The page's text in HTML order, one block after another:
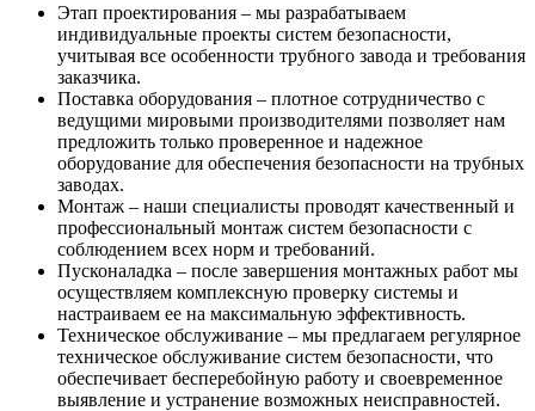
Этап проектирования – мы разрабатываем
индивидуальные проекты систем безопасности,
учитывая все особенности трубного завода и требования
заказчика.
Поставка оборудования – плотное сотрудничество с
ведущими мировыми производителями позволяет нам
предложить только проверенное и надежное
оборудование для обеспечения безопасности на трубных
заводах.
Монтаж – наши специалисты проводят качественный и
профессиональный монтаж систем безопасности с
соблюдением всех норм и требований.
Пусконаладка – после завершения монтажных работ мы
осуществляем комплексную проверку системы и
настраиваем ее на максимальную эффективность.
Техническое обслуживание – мы предлагаем регулярное
техническое обслуживание систем безопасности, что
обеспечивает бесперебойную работу и своевременное
выявление и устранение возможных неисправностей.